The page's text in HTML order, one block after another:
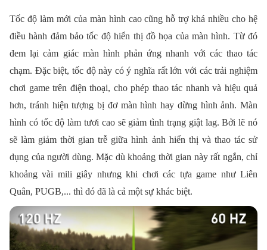
Tốc độ làm mới của màn hình cao cũng hỗ trợ khá nhiều cho hệ
điều hành đảm bảo tốc độ hiển thị đồ họa của màn hình. Từ đó
đem lại cảm giác màn hình phản ứng nhanh với các thao tác
chạm. Đặc biệt, tốc độ này có ý nghĩa rất lớn với các trải nghiệm
chơi game trên điện thoại, cho phép thao tác nhanh và hiệu quả
hơn, tránh hiện tượng bị đơ màn hình hay dừng hình ảnh. Màn
hình có tốc độ làm tươi cao sẽ giảm tình trạng giật lag. Bởi lẽ nó
sẽ làm giảm thời gian trễ giữa hình ảnh hiển thị và thao tác sử
dụng của người dùng. Mặc dù khoảng thời gian này rất ngắn, chỉ
khoảng vài mili giây nhưng khi chơi các tựa game như Liên
Quân, PUGB,... thì đó đã là cả một sự khác biệt.